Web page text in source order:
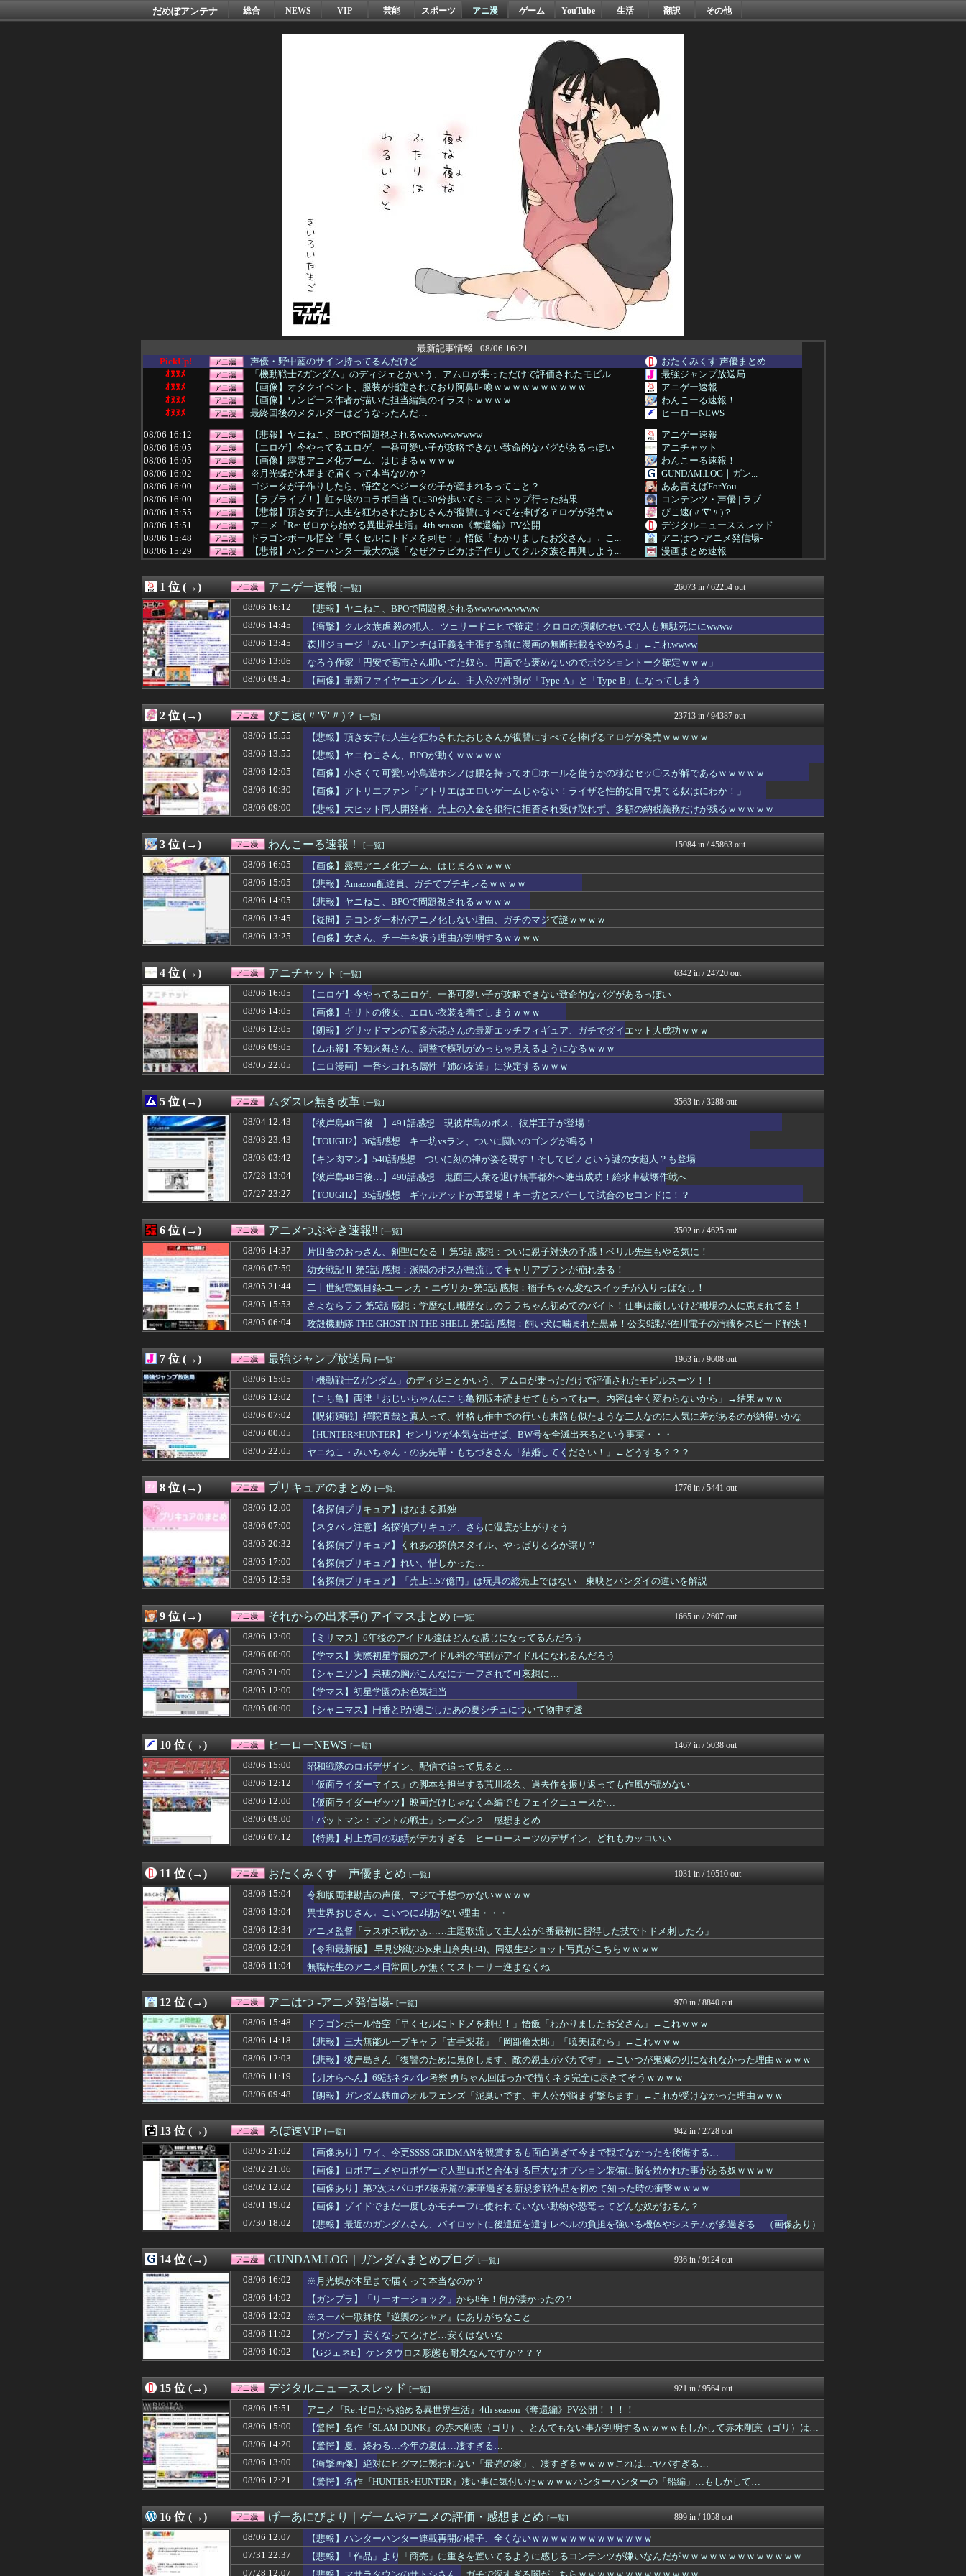
だめぽアンテナ 総合 NEWS VIP 芸能 スポーツ アニ漫 ゲーム YouTube 生活 翻訳 その他
最新記事情報 - 08/06 16:21
PickUp!
声優・野中藍のサイン持ってるんだけど
おたくみくす 声優まとめ
ｵﾇﾇﾒ
「機動戦士Ζガンダム」のディジェとかいう、アムロが乗っただけで評価されたモビル...
最強ジャンプ放送局
ｵﾇﾇﾒ
【画像】オタクイベント、服装が指定されており阿鼻叫喚ｗｗｗｗｗｗｗｗｗｗ
アニゲー速報
ｵﾇﾇﾒ
【画像】ワンピース作者が描いた担当編集のイラストｗｗｗｗ
わんこーる速報！
ｵﾇﾇﾒ
最終回後のメタルダーはどうなったんだ…
ヒーローNEWS
08/06 16:12
【悲報】ヤニねこ、BPOで問題視されるwwwwwwwwww
アニゲー速報
08/06 16:05
【エロゲ】今やってるエロゲ、一番可愛い子が攻略できない致命的なバグがあるっぽい
アニチャット
08/06 16:05
【画像】露悪アニメ化ブーム、はじまるｗｗｗｗ
わんこーる速報！
08/06 16:02
※月光蝶が木星まで届くって本当なのか？
GUNDAM.LOG｜ガン...
08/06 16:00
ゴジータが子作りしたら、悟空とベジータの子が産まれるってこと？
ああ言えばForYou
08/06 16:00
【ラブライブ！】虹ヶ咲のコラボ目当てに30分歩いてミニストップ行った結果
コンテンツ・声優 | ラブ...
08/06 15:55
【悲報】頂き女子に人生を狂わされたおじさんが復讐にすべてを捧げるヱロゲが発売ｗ...
ぴこ速(〃'∇'〃)？
08/06 15:51
アニメ『Re:ゼロから始める異世界生活』4th season《奪還編》PV公開...
デジタルニューススレッド
08/06 15:48
ドラゴンボール悟空「早くセルにトドメを刺せ！」悟飯「わかりましたお父さん」←こ...
アニはつ -アニメ発信場-
08/06 15:29
【悲報】ハンターハンター最大の謎「なぜクラピカは子作りしてクルタ族を再興しよう...
漫画まとめ速報
08/06 15:05
「機動戦士Ζガンダム」のディジェとかいう、アムロが乗っただけで評価されたモビル...
最強ジャンプ放送局
08/06 15:04
令和版両津勘吉の声優、マジで予想つかないｗｗｗｗ
おたくみくす 声優まとめ
08/06 15:00
昭和戦隊のロボデザイン、配信で追って見ると…
08/06 15:00
【驚愕】名作『SLAM DUNK』の赤木剛憲（ゴリ）、とんでもない事が判明する...
デジタルニューススレッド
08/06 15:00
【ラブライブ！】1分だけ時を止めたら全裸で街を駆け回りそうなキャラ
コンテンツ・声優 | ラブ...
08/06 14:45
【衝撃】クルタ族虐 殺の犯人、ツェリードニヒで確定！クロロの演劇のせいで2人も...
アニゲー速報
08/06 14:37
片田舎のおっさん、剣聖になるⅡ 第5話 感想：ついに親子対決の予感！ベリル先生...
アニメつぶやき速報‼︎
08/06 14:29
【悲報】MAJOR2ndの佐藤寿也の息子、姑息すぎてしまい炎上
漫画まとめ速報
08/06 14:20
【驚愕】夏、終わる…今年の夏は…凄すぎる…
デジタルニューススレッド
08/06 14:17
【ラブライブ！】ラブカ、ドスケベ水着CM
コンテンツ・声優 | ラブ...
08/06 14:16
【朗報】アニメ「ヤニねこ」BPOに通報され審議されるもセーフだった模様wwww...
異世界転生まとめ速報
08/06 14:05
【画像】この沐浴着エルフ玄関に飾ろうと思うんやが
2次元に捉われない
08/06 14:05
【悲報】ヤニねこ、BPOで問題視されるｗｗｗｗ
わんこーる速報！
08/06 14:05
【画像】キリトの彼女、エロい衣装を着てしまうｗｗｗ
08/06 14:02
【ガンプラ】「リーオーショック」から8年！何が凄かったの？
GUNDAM.LOG｜ガン...
08/06 14:00
漫画ワンピース(平均読者44歳)「第三世界でさぁ！悪魔がいてさぁ！世界を創った...
ああ言えばForYou
08/06 13:58
【ガンダム0083】バニングってスパロボだと普通に生きてるよね？
ガンダムブログ（情報戦仕様...
08/06 13:55
【悲報】ヤニねこさん、BPOが動くｗｗｗｗｗ
ぴこ速(〃'∇'〃)？
08/06 13:45
森川ジョージ「みい山アンチは正義を主張する前に漫画の無断転載をやめろよ」←これ...
アニゲー速報
08/06 13:29
【画像】ブルーロック、なんJ民登場ｗｗｗｗｗ
漫画まとめ速報
08/06 13:25
【画像】女さん、チー牛を嫌う理由が判明するｗｗｗｗ
08/06 13:06
なろう作家「円安で高市さん叩いてた奴ら、円高でも褒めないのでポジショントーク確...
アニゲー速報
08/06 13:05
【悲報】障害のある子供を育てる母親、限界を迎える「もう無理。普通の家庭を築きた...
08/06 13:04
異世界おじさん←こいつに2期がない理由・・・
08/06 13:00
【ラブライブ！】【画像】みーおっみおみおって笑いそうな顔してる【蓮ノ空】
コンテンツ・声優 | ラブ...
【衝撃画像】絶対にヒグマに襲われない「最強の家」、凄すぎるｗｗｗｗこれは…ヤバ...
デジタルニューススレッド
08/06 12:59
【ガンプラ】PGU νガンダム、4割引きの店舗が現れる…安いけど置く場所が…
08/06 12:44
【朗報】歴代の日本の全漫画TOP10、遂に確定するwwwww
異世界転生まとめ速報
08/06 12:34
アニメ監督「ラスボス戦かぁ……主題歌流して主人公が1番最初に習得した技でトドメ...
おたくみくす 声優まとめ
08/06 12:29
「ドカ食いダイスキ！もちづきさん」TVアニメ化
漫画まとめ速報
08/06 12:25
【画像】ワンピース作者が描いた担当編集のイラストｗｗｗｗ
わんこーる速報！
08/06 12:21
【驚愕】名作『HUNTER×HUNTER』凄い事に気付いたｗｗｗｗハンターハン...
08/06 12:18
【V作戦】ジオン視点のこいつ等って普通に怖すぎると思う…
ガンダムブログ（情報戦仕様...
08/06 12:12
「仮面ライダーマイス」の脚本を担当する荒川稔久、過去作を振り返っても作風が読め...
08/06 12:09
【画像】地雷系女子さん、トイレ我慢の限界で大ピンチにwwwwwww
異世界転生まとめ速報
08/06 12:08
【ジョジョの奇妙な冒険】超像可動「J・P・ポルナレフ」「シルバーチャリオッツ」...
08/06 12:06
【鉄人28号】MODEROID「鉄人28号」「ブラックオックス(初代鉄人版)」...
fig速
08/06 12:05
【朗報】グリッドマンの宝多六花さんの最新エッチフィギュア、ガチでダイエット大成...
アニチャット
08/06 12:05
「フリルもリボンもたくさんがいいのよね、ふふっ♪」対魔忍RPG・新イベント『バ...
08/06 12:05
【天元突破グレンラガン】MODEROID「グレンラガン」プラモデル【再販予約開...
fig速
08/06 12:05
【画像】小さくて可愛い小鳥遊ホシノは腰を持ってオ〇ホールを使うかの様なセッ〇ス...
ぴこ速(〃'∇'〃)？
08/06 12:04
【ギルティギア】ねんどろいど「ラムレザル=ヴァレンタイン」【再販予約開始】
fig速
08/06 12:04
【令和最新版】 早見沙織(35)x東山奈央(34)、同級生2ショット写真がこち...
おたくみくす 声優まとめ
08/06 12:03
【OMORI】ねんどろいど「バジル」フィギュア【再販予約開始】
fig速
【崩壊:スターレイル】ねんどろいど「ホタル」【予約開始】
fig速
08/06 12:02
※スーパー歌舞伎『逆襲のシャア』にありがちなこと
08/06 12:02
【Angel Beats!】ねんどろいど「立華かなで」フィギュア【再販予約開始...
fig速
08/06 12:02
【こち亀】両津「おじいちゃんにこち亀初版本読ませてもらってねー。内容は全く変わ...
最強ジャンプ放送局
08/06 12:01
【UFO戦士ダイアポロン】MODEROID「ダイアポロン」プラモデル【予約開始...
fig速
08/06 12:00
【ミリマス】6年後のアイドル達はどんな感じになってるんだろう
それからの出来事() アイ...
08/06 12:00
【ラブライブ！】蓮ノ空スクールアイドル106期、夏季課題進捗状況（8月上旬編）
コンテンツ・声優 | ラブ...
08/06 12:00
【仮面ライダーゼッツ】映画だけじゃなく本編でもフェイクニュースか…
ヒーローNEWS
08/06 12:00
なぜDLCは昔ほど「最初から入れとけ」と言われなくなったのか
ああ言えばForYou
08/06 12:00
石原夏織さん、７月にファンと行くハワイ旅行を企画してしまう・・・
ぐら速 -声優まとめ速報-
08/06 12:00
【名探偵プリキュア】はなまる孤独…
プリキュアのまとめ
08/06 11:39
【衝撃】老害の親父がヤバすぎるｗｗｗｗ 親父「カレー作って」俺「はい」親父「玉...
08/06 11:29
【画像】BLEACH最新話の井上織姫さん、さすがに胸がデカすぎる
漫画まとめ速報
08/06 11:19
【刃牙らへん】69話ネタバレ考察 勇ちゃん回ばっかで描くネタ完全に尽きてそうｗ...
アニはつ -アニメ発信場-
08/06 11:04
無職転生のアニメ日常回しか無くてストーリー進まなくね
おたくみくす 声優まとめ
08/06 11:02
【ガンプラ】安くなってるけど…安くはないな
GUNDAM.LOG｜ガン...
08/06 11:00
【ラブライブ！】ラブライブシリーズカスタムグッズ決定
コンテンツ・声優 | ラブ...
08/06 10:30
【画像】アトリエファン「アトリエはエロいゲームじゃない！ライザを性的な目で見て...
ぴこ速(〃'∇'〃)？
08/06 10:30
クラピカ、エンペラータイムを長時間やりすぎて寿命が残り少ない
ああ言えばForYou
08/06 10:21
【ガンダム】アッザムのいいところで30レスくらいを目指す
ガンダムブログ（情報戦仕様...
08/06 10:13
オタク系コンテンツの主人公「ヒロインか全人類かの二択…ボクはヒロインを選ぶっ！...
08/06 10:04
釘宮理恵の声聞くだけでムクムクするんだが？
08/06 10:02
【GジェネE】ケンタウロス形態も耐久なんですか？？？
08/06 10:00
【ラブライブ！】小原鞠莉にファブリーズぶっかけられたい【Aqours】
コンテンツ・声優 | ラブ...
【朗報】ガンダム鉄血のオルフェンズ「泥臭いです、主人公が悩まず撃ちます」←これ...
08/06 09:45
【画像】最新ファイヤーエンブレム、主人公の性別が「Type-A」と「Type-...
08/06 09:29
【悲報】大ヒットの映画「スパイダーマン」最新作、上映中に強烈なオナラが発生し観...
漫画まとめ速報
08/06 09:05
【ムホ報】不知火舞さん、調整で横乳がめっちゃ見えるようになるｗｗｗ
アニチャット
08/06 09:00
「バットマン：マントの戦士」シーズン２ 感想まとめ
ヒーローNEWS
08/06 09:00
【ラブライブ！】【画像】ペストマスク・セラス【蓮ノ空】
コンテンツ・声優 | ラブ...
08/06 09:00
【朗報】人気美少女声優の大西沙織ちゃん、34歳の誕生日を迎える・・・
08/06 09:00
【悲報】大ヒット同人開発者、売上の入金を銀行に拒否され受け取れず、多額の納税義...
08/06 09:00
カービィの能力強さTOP10教えたるｗｗｗｗｗ
ああ言えばForYou
08/06 08:29
【悲報】逃げ上手の若君、2期放映中なのに全く話題にならない
08/06 08:26
【画像あり】AIでキモいモンスター作った
08/06 08:22
【スパロボ】エリクト「僕がラスボス一つ前の版権キャラ最後の敵ってちょっと荷が重...
ガンダムブログ（情報戦仕様...
08/06 08:18
【悲報】ワイ「イケボなんかなぁ…(録音)」 スマホ『イケボなんかなぁ…(ゲロボ...
アニはつ -アニメ発信場-
08/06 08:00
『ドラゴンボール』【衝撃】「ピッコロ大魔王」の戦闘力がヤバすぎるｗｗｗｗもしか...
デジタルニューススレッド
08/06 07:59
幼女戦記Ⅱ 第5話 感想：派閥のボスが島流しでキャリアプランが崩れ去る！
アニメつぶやき速報‼︎
08/06 07:45
【画像】週刊少年ジャンプさん ついに100万部を割ってしまう。何故ジャンプは読...
08/06 07:30
【悲報】キュゥべえ「少女絶望させてそのエネルギーで宇宙救うで」→なんでその辺の...
ぴこ速(〃'∇'〃)？
08/06 07:30
野球漫画、世間にインパクトを与えるような作品がない
ああ言えばForYou
08/06 07:17
【悲報】異世界漫画、主人公の高齢化がヤバい…
08/06 07:12
【特撮】村上克司の功績がデカすぎる…ヒーロースーツのデザイン、どれもカッコいい
08/06 07:04
【画像】美少女声優さん、メガネ姿がお前ら受けしそうと話題ｗｗｗｗ
おたくみくす 声優まとめ
08/06 07:02
【呪術廻戦】禪院直哉と真人って、性格も作中での行いも末路も似たような二人なのに...
最強ジャンプ放送局
08/06 07:00
【お題募集記事】人類に対して敵意がない怪獣について語ってみよう
ヒーローNEWS
08/06 07:00
【ネタバレ注意】名探偵プリキュア、さらに湿度が上がりそう…
プリキュアのまとめ
08/06 07:00
令和版・両津勘吉の声優、マジで予想つかないｗｗｗ
08/06 06:50
【画像】サンドウィッチマンのνガンダムの方ｗｗｗｗｗｗｗｗｗｗｗ
08/06 06:00
『モンハン』【衝撃】モンハンで（いつも不遇すぎだろ…）と思う武器、ネット民の中...
デジタルニューススレッド
08/06 06:00
【画像】ニセコイ作者の最新絵がこちら 令和でも余裕で通用するｗｗｗｗｗ
ぴこ速(〃'∇'〃)？
08/06 06:00
最終回で主人公が死ぬマンガアニメある？
デジモンとウルトラマンがコラボ！！「デジタルモンスターCOLOR ULTRAM...
08/06 05:07
【画像あり】OLさんが職場の弱男と連絡先交換してしまった結果がヤバいwww
異世界転生まとめ速報
08/06 03:03
【朗報】時間停止能力者、コイツがあらゆるバトルで最強クラスな理由ｗｗｗ
アニはつ -アニメ発信場-
08/06 03:00
カッコいいガマボイラーを描いたから見てくれ
ヒーローNEWS
08/06 02:02
Gアーマーの中にガンダムが入ると何が凄くなるの？
GUNDAM.LOG｜ガン...
08/06 00:23
田舎の美人姉妹❤
ニュー速VIPブログ(`･...
08/06 00:05
【HUNTER×HUNTER】センリツが本気を出せば、BW号を全滅出来るという...
最強ジャンプ放送局
08/06 00:05
【画像】ゲーム配信YouTuber、家賃8万円の部屋で深夜配信→管理会社から厳...
アニゲー速報
08/06 00:02
「GジェネF」とかいう未だにシリーズ最高傑作
GUNDAM.LOG｜ガン...
08/06 00:01
『幼女戦記Ⅱ (2期)』5話感想 釣りエサにされるターニャ…
ああ言えばForYou
08/06 00:00
【朗報】檜山沙耶(おさや)伝説のファン、妊娠したおさやへの正直な気持ちを語るｗ...
あぁ^～こころがぴょんぴょ...
08/06 00:00
【画像】さっきこの俺にマルセイとかいう漫画勧めたやつ出てこいや！ｗｗｗｗｗ
ぴこ速(〃'∇'〃)？
08/05 23:35
【急募】「国内評価:S、海外評価:G」 ←思い浮かべたモノwwwwwwww
アニゲー速報
08/05 22:28
【悲報】最近の漫画出版社、ヤバすぎる…
異世界転生まとめ速報
08/05 22:22
【朗報】めっちゃ信用できる新人声優見つけたので共有します・・・
ぐら速 -声優まとめ速報-
08/05 22:05
【エロ漫画】一番シコれる属性『姉の友達』に決定するｗｗｗ
アニチャット
08/05 22:05
ヤニねこ・みいちゃん・のあ先輩・もちづきさん「結婚してください！」←どうする？...
最強ジャンプ放送局
08/05 21:54
「僕のヒーローアカデミア」特別短編「I am a hero too」感想 救け...
ポンポコにゅーす - 三日...
08/05 21:44
二十世紀電氣目録-ユーレカ・エヴリカ- 第5話 感想：稲子ちゃん変なスイッチが...
アニメつぶやき速報‼︎
08/05 21:02
【画像あり】ワイ、今更SSSS.GRIDMANを観賞するも面白過ぎて今まで観て...
ろぼ速VIP
08/05 21:00
【シャニソン】果穂の胸がこんなにナーフされて可哀想に…
それからの出来事() アイ...
08/05 20:32
【名探偵プリキュア】くれあの探偵スタイル、やっぱりるるか譲り？
プリキュアのまとめ
08/05 20:28
【ガンダムSEED】戦力カツカツな序盤ってガンダムの中だと割と珍しい気がする
ガンダムブログ（情報戦仕様...
08/05 20:05
【エロ漫画】フルカラーで338ページの狂気の新作エロ漫画「スパ・カイラクーア4...
08/05 20:00
【画像】美少女声優さん、メガネ姿がオタ受けしそうと話題に・・・
08/05 19:32
【悲報】「スラムダンク」の“丸ゴリ”こと河田雅史さん、最強なのに人気がない・・...
最強ジャンプ放送局
08/05 18:05
【画像】有志によって最強の「エロゲランキング」が発表
アニチャット
08/05 18:04
二人目の英雄「赤炎の獣人の末裔 イニス」
ちいかわ映画見た客「モモンガかわいい🥰」ナガノ「ほなそろそろモモンガ■すで～」
08/05 17:58
フリーダムがよく言われるけど、無双するガンダムって意外とないよね
ガンダムブログ（情報戦仕様...
08/05 17:48
【朗報】「ドカ食いダイスキ！ もちづきさん」 TVアニメ化決定！あのグルメギャ... ポンポコにゅーす - 三日...
1 位 (→) アニゲー速報 [一覧] 26073 in / 62254 out
08/06 16:12
【悲報】ヤニねこ、BPOで問題視されるwwwwwwwwww
08/06 14:45
【衝撃】クルタ族虐 殺の犯人、ツェリードニヒで確定！クロロの演劇のせいで2人も無駄死ににwwww
08/06 13:45
森川ジョージ「みい山アンチは正義を主張する前に漫画の無断転載をやめろよ」←これwwww
08/06 13:06
なろう作家「円安で高市さん叩いてた奴ら、円高でも褒めないのでポジショントーク確定ｗｗｗ」
08/06 09:45
【画像】最新ファイヤーエンブレム、主人公の性別が「Type-A」と「Type-B」になってしまう
2 位 (→) ぴこ速(〃'∇'〃)？ [一覧] 23713 in / 94387 out
08/06 15:55
【悲報】頂き女子に人生を狂わされたおじさんが復讐にすべてを捧げるヱロゲが発売ｗｗｗｗｗ
08/06 13:55
【悲報】ヤニねこさん、BPOが動くｗｗｗｗｗ
08/06 12:05
【画像】小さくて可愛い小鳥遊ホシノは腰を持ってオ〇ホールを使うかの様なセッ〇スが解であるｗｗｗｗｗ
08/06 10:30
【画像】アトリエファン「アトリエはエロいゲームじゃない！ライザを性的な目で見てる奴はにわか！」
08/06 09:00
【悲報】大ヒット同人開発者、売上の入金を銀行に拒否され受け取れず、多額の納税義務だけが残るｗｗｗｗｗ
3 位 (→) わんこーる速報！ [一覧] 15084 in / 45863 out
08/06 16:05
【画像】露悪アニメ化ブーム、はじまるｗｗｗｗ
08/06 15:05
【悲報】Amazon配達員、ガチでブチギレるｗｗｗｗ
08/06 14:05
【悲報】ヤニねこ、BPOで問題視されるｗｗｗｗ
08/06 13:45
【疑問】テコンダー朴がアニメ化しない理由、ガチのマジで謎ｗｗｗｗ
08/06 13:25
【画像】女さん、チー牛を嫌う理由が判明するｗｗｗｗ
4 位 (→) アニチャット [一覧] 6342 in / 24720 out
08/06 16:05
【エロゲ】今やってるエロゲ、一番可愛い子が攻略できない致命的なバグがあるっぽい
08/06 14:05
【画像】キリトの彼女、エロい衣装を着てしまうｗｗｗ
08/06 12:05
【朗報】グリッドマンの宝多六花さんの最新エッチフィギュア、ガチでダイエット大成功ｗｗｗ
08/06 09:05
【ムホ報】不知火舞さん、調整で横乳がめっちゃ見えるようになるｗｗｗ
08/05 22:05
【エロ漫画】一番シコれる属性『姉の友達』に決定するｗｗｗ
5 位 (→) ムダスレ無き改革 [一覧] 3563 in / 3288 out
08/04 12:43
【彼岸島48日後…】491話感想 現彼岸島のボス、彼岸王子が登場！
08/03 23:43
【TOUGH2】36話感想 キー坊vsラン、ついに闘いのゴングが鳴る！
08/03 03:42
【キン肉マン】540話感想 ついに刻の神が姿を現す！そしてピノという謎の女超人？も登場
07/28 13:04
【彼岸島48日後…】490話感想 鬼面三人衆を退け無事都外へ進出成功！給水車破壊作戦へ
07/27 23:27
【TOUGH2】35話感想 ギャルアッドが再登場！キー坊とスパーして試合のセコンドに！？
6 位 (→) アニメつぶやき速報‼︎ [一覧] 3502 in / 4625 out
08/06 14:37
片田舎のおっさん、剣聖になるⅡ 第5話 感想：ついに親子対決の予感！ベリル先生もやる気に！
08/06 07:59
幼女戦記Ⅱ 第5話 感想：派閥のボスが島流しでキャリアプランが崩れ去る！
08/05 21:44
二十世紀電氣目録-ユーレカ・エヴリカ- 第5話 感想：稲子ちゃん変なスイッチが入りっぱなし！
08/05 15:53
さよならララ 第5話 感想：学歴なし職歴なしのララちゃん初めてのバイト！仕事は厳しいけど職場の人に恵まれてる！
08/05 06:04
攻殻機動隊 THE GHOST IN THE SHELL 第5話 感想：飼い犬に噛まれた黒幕！公安9課が佐川電子の汚職をスピード解決！
7 位 (→) 最強ジャンプ放送局 [一覧] 1963 in / 9608 out
08/06 15:05
「機動戦士Ζガンダム」のディジェとかいう、アムロが乗っただけで評価されたモビルスーツ！！
08/06 12:02
【こち亀】両津「おじいちゃんにこち亀初版本読ませてもらってねー。内容は全く変わらないから」→結果ｗｗｗ
08/06 07:02
【呪術廻戦】禪院直哉と真人って、性格も作中での行いも末路も似たような二人なのに人気に差があるのが納得いかな
い！！
08/06 00:05
【HUNTER×HUNTER】センリツが本気を出せば、BW号を全滅出来るという事実・・・
08/05 22:05
ヤニねこ・みいちゃん・のあ先輩・もちづきさん「結婚してください！」←どうする？？？
8 位 (→) プリキュアのまとめ [一覧] 1776 in / 5441 out
08/06 12:00
【名探偵プリキュア】はなまる孤独…
08/06 07:00
【ネタバレ注意】名探偵プリキュア、さらに湿度が上がりそう…
08/05 20:32
【名探偵プリキュア】くれあの探偵スタイル、やっぱりるるか譲り？
08/05 17:00
【名探偵プリキュア】れい、惜しかった…
08/05 12:58
【名探偵プリキュア】「売上1.57億円」は玩具の総売上ではない 東映とバンダイの違いを解説
9 位 (→) それからの出来事() アイマスまとめ [一覧] 1665 in / 2607 out
08/06 12:00
【ミリマス】6年後のアイドル達はどんな感じになってるんだろう
08/06 00:00
【学マス】実際初星学園のアイドル科の何割がアイドルになれるんだろう
08/05 21:00
【シャニソン】果穂の胸がこんなにナーフされて可哀想に…
08/05 12:00
【学マス】初星学園のお色気担当
08/05 00:00
【シャニマス】円香とPが過ごしたあの夏シチュについて物申す透
10 位 (→) ヒーローNEWS [一覧] 1467 in / 5038 out
08/06 15:00
昭和戦隊のロボデザイン、配信で追って見ると…
08/06 12:12
「仮面ライダーマイス」の脚本を担当する荒川稔久、過去作を振り返っても作風が読めない
08/06 12:00
【仮面ライダーゼッツ】映画だけじゃなく本編でもフェイクニュースか…
08/06 09:00
「バットマン：マントの戦士」シーズン２ 感想まとめ
08/06 07:12
【特撮】村上克司の功績がデカすぎる…ヒーロースーツのデザイン、どれもカッコいい
11 位 (→) おたくみくす 声優まとめ [一覧] 1031 in / 10510 out
08/06 15:04
令和版両津勘吉の声優、マジで予想つかないｗｗｗｗ
08/06 13:04
異世界おじさん←こいつに2期がない理由・・・
08/06 12:34
アニメ監督「ラスボス戦かぁ……主題歌流して主人公が1番最初に習得した技でトドメ刺したろ」
08/06 12:04
【令和最新版】 早見沙織(35)x東山奈央(34)、同級生2ショット写真がこちらｗｗｗｗ
08/06 11:04
無職転生のアニメ日常回しか無くてストーリー進まなくね
12 位 (→) アニはつ -アニメ発信場- [一覧] 970 in / 8840 out
08/06 15:48
ドラゴンボール悟空「早くセルにトドメを刺せ！」悟飯「わかりましたお父さん」←これｗｗｗ
08/06 14:18
【悲報】三大無能ループキャラ「古手梨花」「岡部倫太郎」「暁美ほむら」←これｗｗｗ
08/06 12:03
【悲報】彼岸島さん「復讐のために鬼倒します、敵の親玉がバカです」←こいつが鬼滅の刃になれなかった理由ｗｗｗｗ
08/06 11:19
【刃牙らへん】69話ネタバレ考察 勇ちゃん回ばっかで描くネタ完全に尽きてそうｗｗｗｗ
08/06 09:48
【朗報】ガンダム鉄血のオルフェンズ「泥臭いです、主人公が悩まず撃ちます」←これが受けなかった理由ｗｗｗ
13 位 (→) ろぼ速VIP [一覧] 942 in / 2728 out
08/05 21:02
【画像あり】ワイ、今更SSSS.GRIDMANを観賞するも面白過ぎて今まで観てなかったを後悔する…
08/02 21:06
【画像】ロボアニメやロボゲーで人型ロボと合体する巨大なオプション装備に脳を焼かれた事がある奴ｗｗｗｗ
08/02 12:02
【画像あり】第2次スパロボZ破界篇の豪華過ぎる新規参戦作品を初めて知った時の衝撃ｗｗｗｗ
08/01 19:02
【画像】ゾイドでまだ一度しかモチーフに使われていない動物や恐竜ってどんな奴がおるん？
07/30 18:02
【悲報】最近のガンダムさん、パイロットに後遺症を遺すレベルの負担を強いる機体やシステムが多過ぎる…（画像あり）
14 位 (→) GUNDAM.LOG｜ガンダムまとめブログ [一覧] 936 in / 9124 out
08/06 16:02
※月光蝶が木星まで届くって本当なのか？
08/06 14:02
【ガンプラ】「リーオーショック」から8年！何が凄かったの？
08/06 12:02
※スーパー歌舞伎『逆襲のシャア』にありがちなこと
08/06 11:02
【ガンプラ】安くなってるけど…安くはないな
08/06 10:02
【GジェネE】ケンタウロス形態も耐久なんですか？？？
15 位 (→) デジタルニューススレッド [一覧] 921 in / 9564 out
08/06 15:51
アニメ『Re:ゼロから始める異世界生活』4th season《奪還編》PV公開！！！！
08/06 15:00
【驚愕】名作『SLAM DUNK』の赤木剛憲（ゴリ）、とんでもない事が判明するｗｗｗｗもしかして赤木剛憲（ゴリ）は…
怖すぎる…
08/06 14:20
【驚愕】夏、終わる…今年の夏は…凄すぎる…
08/06 13:00
【衝撃画像】絶対にヒグマに襲われない「最強の家」、凄すぎるｗｗｗｗこれは…ヤバすぎる…
08/06 12:21
【驚愕】名作『HUNTER×HUNTER』凄い事に気付いたｗｗｗｗハンターハンターの「船編」…もしかして…
16 位 (→) げーあにびより｜ゲームやアニメの評価・感想まとめ [一覧] 899 in / 1058 out
08/06 12:07
【悲報】ハンターハンター連載再開の様子、全くないｗｗｗｗｗｗｗｗｗｗｗｗｗ
07/31 22:37
【悲報】「作品」より「商売」に重きを置いてるように感じるコンテンツが嫌いなんだがｗｗｗｗｗｗｗｗｗｗｗｗｗ
07/28 12:07